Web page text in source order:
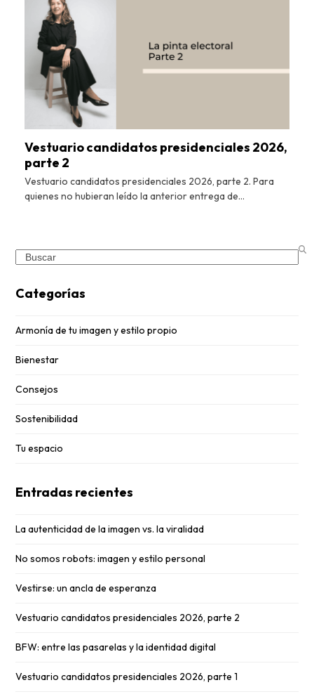
Vestuario candidatos presidenciales 2026,
parte 2
Vestuario candidatos presidenciales 2026, parte 2. Para
quienes no hubieran leído la anterior entrega de…
Search
Categorías
Armonía de tu imagen y estilo propio
Bienestar
Consejos
Sostenibilidad
Tu espacio
Entradas recientes
La autenticidad de la imagen vs. la viralidad
No somos robots: imagen y estilo personal
Vestirse: un ancla de esperanza
Vestuario candidatos presidenciales 2026, parte 2
BFW: entre las pasarelas y la identidad digital
Vestuario candidatos presidenciales 2026, parte 1